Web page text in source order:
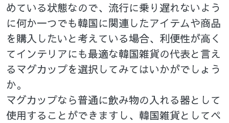
めている状態なので、流行に乗り遅れないよう
に何か一つでも韓国に関連したアイテムや商品
を購入したいと考えている場合、利便性が高く
てインテリアにも最適な韓国雑貨の代表と言え
るマグカップを選択してみてはいかがでしょう
か。
マグカップなら普通に飲み物の入れる器として
使用することができますし、韓国雑貨としてペ